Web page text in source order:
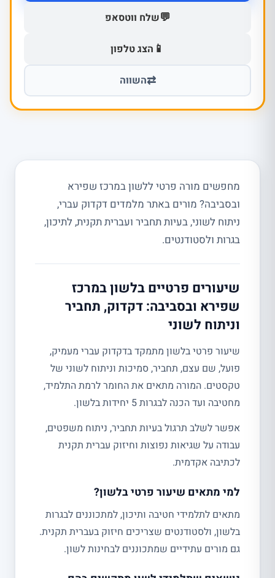
💬שלח ווטסאפ
📱 הצג טלפון
⇄השווה
מחפשים מורה פרטי ללשון במרכז שפירא
ובסביבה? מורים באתר מלמדים דקדוק עברי,
ניתוח לשוני, בעיות תחביר ועברית תקנית, לתיכון,
בגרות ולסטודנטים.
שיעורים פרטיים בלשון במרכז
שפירא ובסביבה: דקדוק, תחביר
וניתוח לשוני
שיעור פרטי בלשון מתמקד בדקדוק עברי מעמיק,
פועל, שם עצם, תחביר, סמיכות וניתוח לשוני של
טקסטים. המורה מתאים את החומר לרמת התלמיד,
מחטיבה ועד הכנה לבגרות 5 יחידות בלשון.
אפשר לשלב תרגול בעיות תחביר, ניתוח משפטים,
עבודה על שגיאות נפוצות וחיזוק עברית תקנית
לכתיבה אקדמית.
למי מתאים שיעור פרטי בלשון?
מתאים לתלמידי חטיבה ותיכון, למתכוננים לבגרות
בלשון, ולסטודנטים שצריכים חיזוק בעברית תקנית.
גם מורים עתידיים שמתכוננים לבחינות לשון.